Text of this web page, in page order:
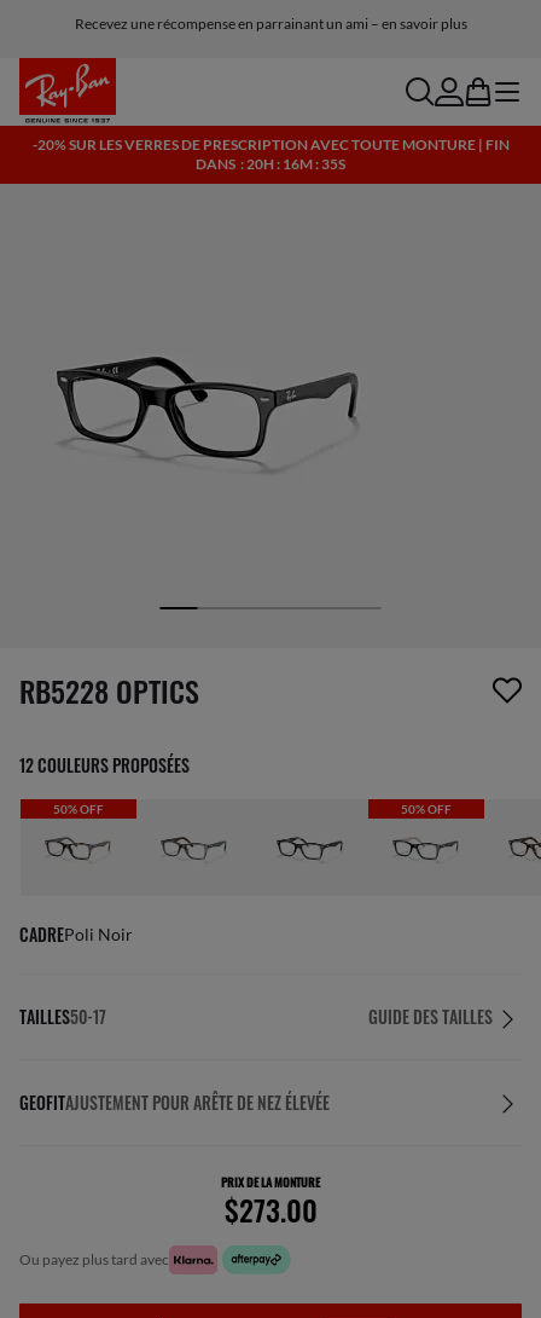
Recevez une récompense en parrainant un ami – en savoir plus
Livraison et retours gratuits, lunettes IA incluses
searchaccount
bag menu
-20% SUR LES VERRES DE PRESCRIPTION AVEC TOUTE MONTURE | FIN
DANS : 20H : 16M : 34S
1 article a été retiré de votre liste de souhaits
RB5228 OPTICS
12 COULEURS PROPOSÉES
50% OFF 50% OFF
CADREPoli Noir
TAILLES50-17 GUIDE DES TAILLES
GEOFITAJUSTEMENT POUR ARÊTE DE NEZ ÉLEVÉE
PRIX DE LA MONTURE
$273.00
ou payez plus tard avec